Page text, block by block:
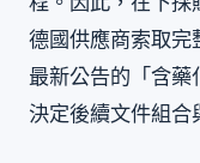
德國供應商索取
最新公告的「含
決定後續文件組合